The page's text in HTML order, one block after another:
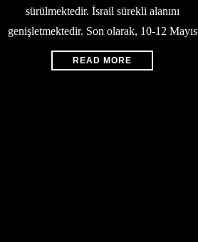
sürülmektedir. İsrail sürekli alanını
genişletmektedir. Son olarak, 10-12 Mayıs
READ MORE